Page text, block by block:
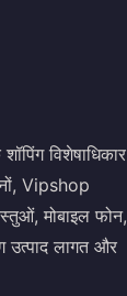
विशेषाधिकार
Vipshop
मोबाइल फोन,
उत्पाद लागत और